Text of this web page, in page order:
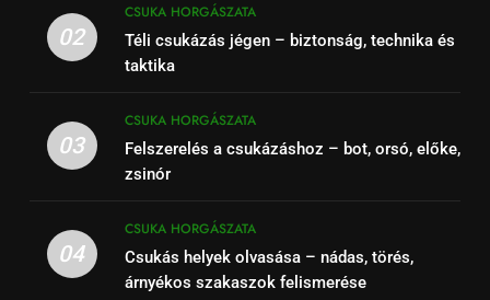
02
CSUKA HORGÁSZATA
Téli csukázás jégen – biztonság, technika és
taktika
03
CSUKA HORGÁSZATA
Felszerelés a csukázáshoz – bot, orsó, előke,
zsinór
04
CSUKA HORGÁSZATA
Csukás helyek olvasása – nádas, törés,
árnyékos szakaszok felismerése